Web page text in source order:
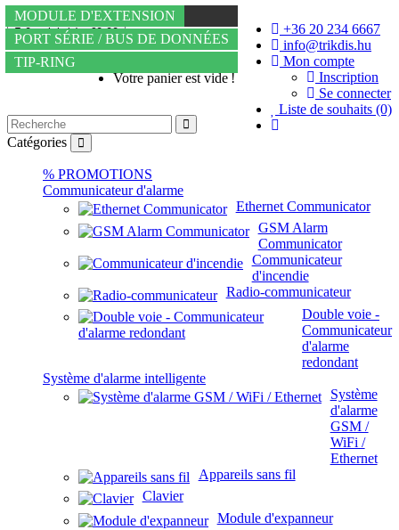
+36 20 234 6667
info@trikdis.hu
Mon compte
Inscription
Se connecter
Liste de souhaits (0)
0 article(s) - €0,00
Votre panier est vide !
Catégories
% PROMOTIONS
Communicateur d'alarme
Ethernet Communicator
GSM Alarm
Communicator
Communicateur
d'incendie
Radio-communicateur
Double voie -
Communicateur
d'alarme
redondant
Système d'alarme intelligente
Système
d'alarme
GSM /
WiFi /
Ethernet
Appareils sans fil
Clavier
Module d'expanneur
PORT SÉRIE / BUS DE DONNÉES
TIP-RING
ETHERNET + 4G
ETHERNET
TIP-RING
4G
PORT SÉRIE / BUS DE DONNÉES
TIP-RING
4G
PORT SÉRIE / BUS DE DONNÉES
TIP-RING
ETHERNET
PORT SÉRIE / BUS DE DONNÉES
MODULE D'EXTENSION